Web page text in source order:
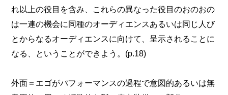
れ以上の役目を含み、これらの異なった役目のおのおの
は一連の機会に同種のオーディエンスあるいは同じ人び
とからなるオーディエンスに向けて、呈示されることに
なる、ということができよう。(p.18)
外面＝エゴがパフォーマンスの過程で意図的あるいは無